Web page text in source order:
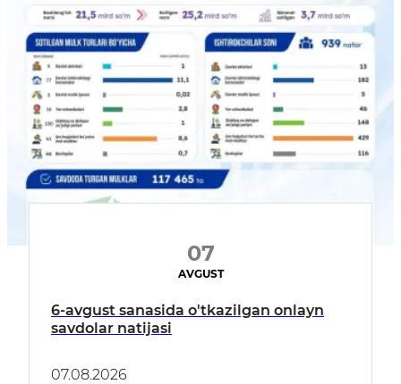
07
AVGUST
6-avgust sanasida o'tkazilgan onlayn
savdolar natijasi
07.08.2026